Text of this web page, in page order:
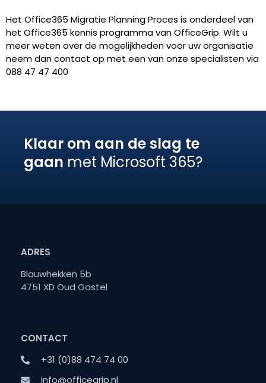
Het Office365 Migratie Planning Proces is onderdeel van
het Office365 kennis programma van OfficeGrip. Wilt u
meer weten over de mogelijkheden voor uw organisatie
neem dan contact op met een van onze specialisten via
088 47 47 400
Klaar om aan de slag te
gaan met Microsoft 365?
ADRES
Blauwhekken 5b
4751 XD Oud Gastel
CONTACT
+31 (0)88 474 74 00
info@officegrip.nl